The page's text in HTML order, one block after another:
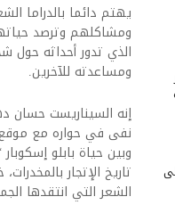
يهتم دائما بالدراما
ومشاكلهم وترصد
الذي تدور أحداثه
ومساعدته للآخرين.
إنه السيناريست حسان
نفى في حواره مع موقع
وبين حياة بابلو
تاريخ الإتجار
الشعر التي انتقدها